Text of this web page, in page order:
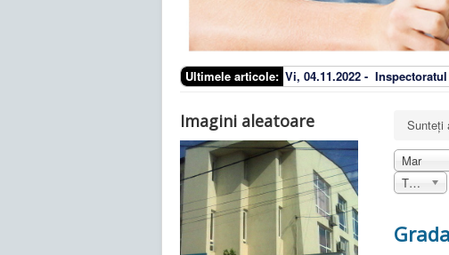
Ultimele articole: Vi, 04.11.2022 -
Imagini aleatoare Sunteți
Mar
Toate